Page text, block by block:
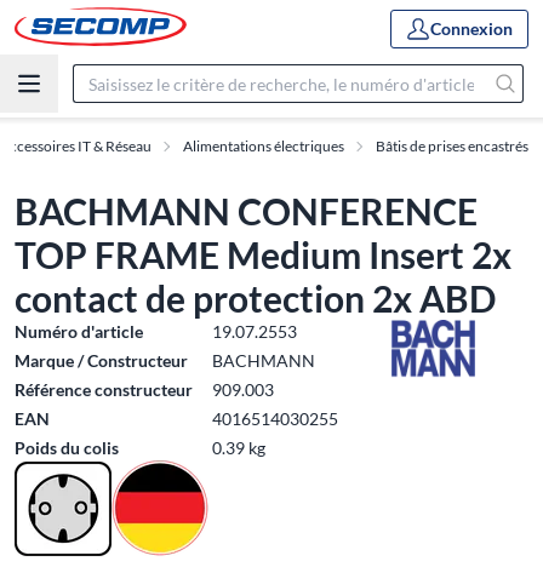
Connexion
Accessoires IT & Réseau Alimentations électriques Bâtis de prises encastrés
BACHMANN CONFERENCE
TOP FRAME Medium Insert 2x
contact de protection 2x ABD
Numéro d'article
19.07.2553
Marque / Constructeur
BACHMANN
Référence constructeur
909.003
EAN
4016514030255
Poids du colis
0.39 kg